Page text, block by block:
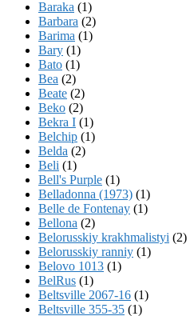
Baraka (1)
Barbara (2)
Barima (1)
Bary (1)
Bato (1)
Bea (2)
Beate (2)
Beko (2)
Bekra I (1)
Belchip (1)
Belda (2)
Beli (1)
Bell's Purple (1)
Belladonna (1973) (1)
Belle de Fontenay (1)
Bellona (2)
Belorusskiy krakhmalistyi (2)
Belorusskiy ranniy (1)
Belovo 1013 (1)
BelRus (1)
Beltsville 2067-16 (1)
Beltsville 355-35 (1)